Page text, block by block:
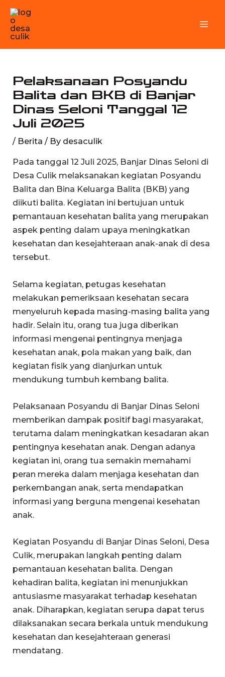
Skip
content
Pelaksanaan Posyandu
Balita dan BKB di Banjar
Dinas Seloni Tanggal 12
Juli 2025
/ Berita / By desaculik
Pada tanggal 12 Juli 2025, Banjar Dinas Seloni di
Desa Culik melaksanakan kegiatan Posyandu
Balita dan Bina Keluarga Balita (BKB) yang
diikuti balita. Kegiatan ini bertujuan untuk
pemantauan kesehatan balita yang merupakan
aspek penting dalam upaya meningkatkan
kesehatan dan kesejahteraan anak-anak di desa
tersebut.
Selama kegiatan, petugas kesehatan
melakukan pemeriksaan kesehatan secara
menyeluruh kepada masing-masing balita yang
hadir. Selain itu, orang tua juga diberikan
informasi mengenai pentingnya menjaga
kesehatan anak, pola makan yang baik, dan
kegiatan fisik yang dianjurkan untuk
mendukung tumbuh kembang balita.
Pelaksanaan Posyandu di Banjar Dinas Seloni
memberikan dampak positif bagi masyarakat,
terutama dalam meningkatkan kesadaran akan
pentingnya kesehatan anak. Dengan adanya
kegiatan ini, orang tua semakin memahami
peran mereka dalam menjaga kesehatan dan
perkembangan anak, serta mendapatkan
informasi yang berguna mengenai kesehatan
anak.
Kegiatan Posyandu di Banjar Dinas Seloni, Desa
Culik, merupakan langkah penting dalam
pemantauan kesehatan balita. Dengan
kehadiran balita, kegiatan ini menunjukkan
antusiasme masyarakat terhadap kesehatan
anak. Diharapkan, kegiatan serupa dapat terus
dilaksanakan secara berkala untuk mendukung
kesehatan dan kesejahteraan generasi
mendatang.